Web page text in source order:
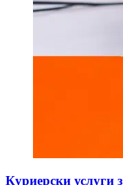
Куриерски услуги